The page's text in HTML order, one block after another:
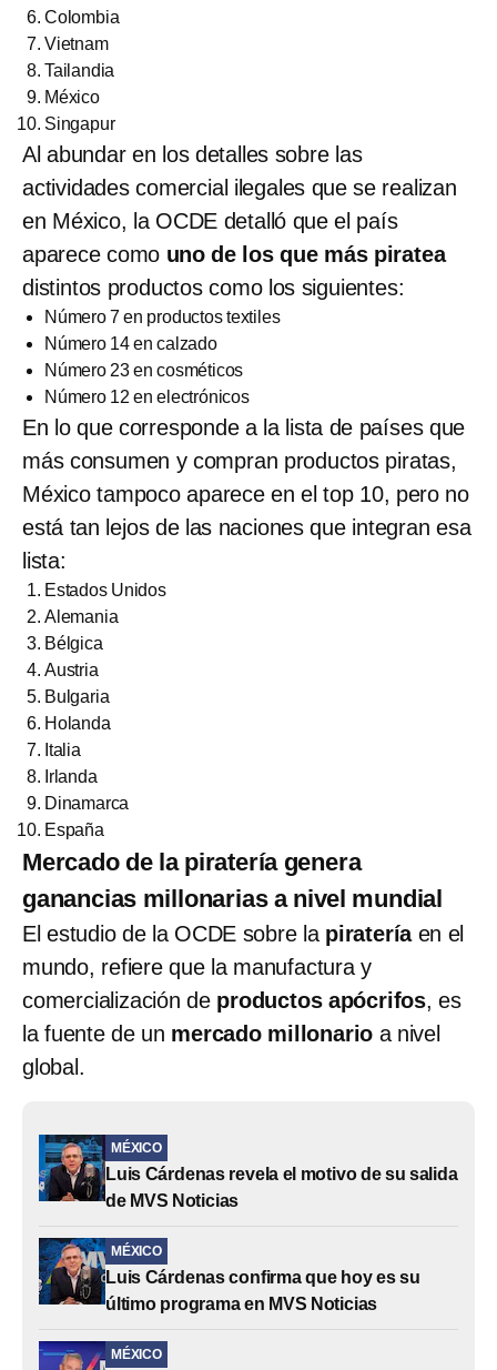
Colombia
Vietnam
Tailandia
México
Singapur
Al abundar en los detalles sobre las
actividades comercial ilegales que se realizan
en México, la OCDE detalló que el país
aparece como uno de los que más piratea
distintos productos como los siguientes:
Número 7 en productos textiles
Número 14 en calzado
Número 23 en cosméticos
Número 12 en electrónicos
En lo que corresponde a la lista de países que
más consumen y compran productos piratas,
México tampoco aparece en el top 10, pero no
está tan lejos de las naciones que integran esa
lista:
Estados Unidos
Alemania
Bélgica
Austria
Bulgaria
Holanda
Italia
Irlanda
Dinamarca
España
Mercado de la piratería genera
ganancias millonarias a nivel mundial
El estudio de la OCDE sobre la pirateríaen el
mundo, refiere que la manufactura y
comercialización de productos apócrifos, es
la fuente de un mercado millonario a nivel
global.
MÉXICO
Luis Cárdenas revela el motivo de su salida
de MVS Noticias
MÉXICO
Luis Cárdenas confirma que hoy es su
último programa en MVS Noticias
MÉXICO